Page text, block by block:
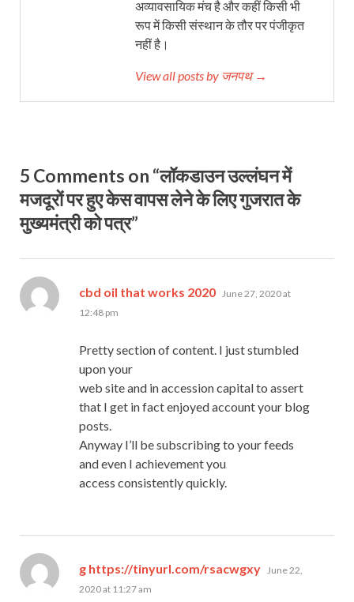
अव्यावसायिक मंच है और कहीं किसी भी
रूप में किसी संस्थान के तौर पर पंजीकृत
नहीं है।
View all posts by जनपथ →
5 Comments on “लॉकडाउन उल्लंघन में
मजदूरों पर हुए केस वापस लेने के लिए गुजरात के
मुख्यमंत्री को पत्र”
cbd oil that works 2020 says:
June 27, 2020 at
12:48 pm
Pretty section of content. I just stumbled
upon your
web site and in accession capital to assert
that I get in fact enjoyed account your blog
posts.
Anyway I’ll be subscribing to your feeds
and even I achievement you
access consistently quickly.
g https://tinyurl.com/rsacwgxy says:
June 22,
2020 at 11:27 am